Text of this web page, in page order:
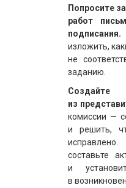
Попросите
работ
подписания.
изложить,
не
заданию.
из
комиссии —
и решить,
составьте
и
в